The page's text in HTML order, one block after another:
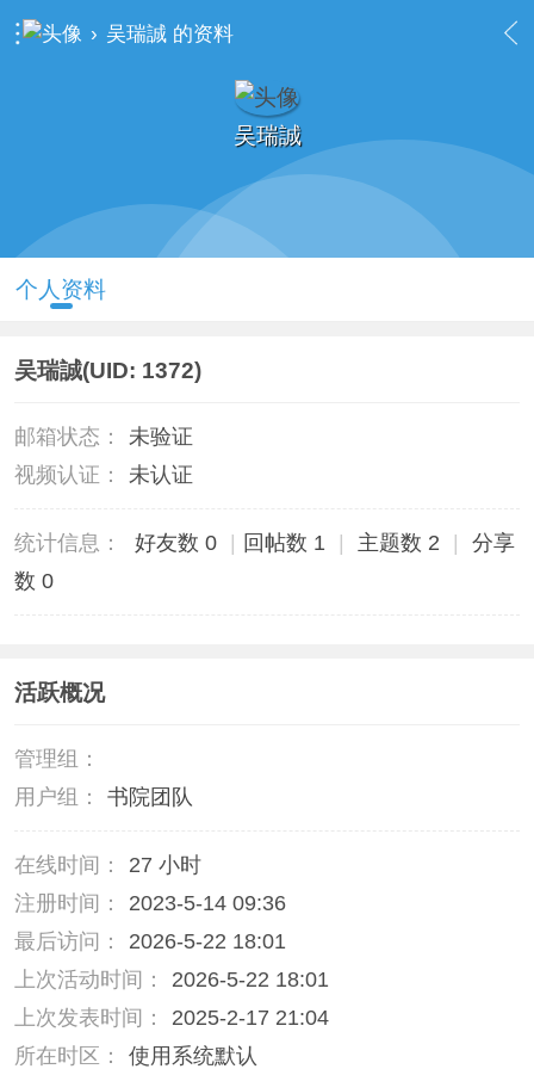
› 吴瑞誠 的资料
吴瑞誠
个人资料
吴瑞誠(UID: 1372)
邮箱状态：
未验证
视频认证：
未认证
统计信息： 好友数 0 回帖数 1 主题数 2
分享
数 0
活跃概况
管理组：
用户组：
书院团队
在线时间：
27 小时
注册时间：
2023-5-14 09:36
最后访问：
2026-5-22 18:01
上次活动时间：
2026-5-22 18:01
上次发表时间：
2025-2-17 21:04
所在时区：
使用系统默认